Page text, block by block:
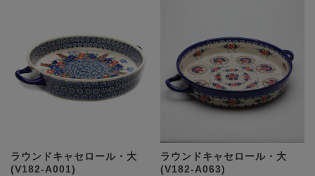
ラウンドキャセロール・大
(V182-A001)
ラウンドキャセロール・大
(V182-A063)